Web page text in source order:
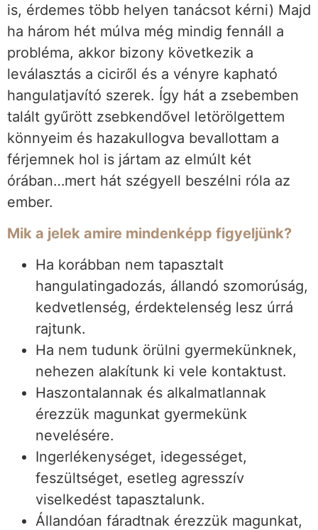
is, érdemes több helyen tanácsot kérni) Majd
ha három hét múlva még mindig fennáll a
probléma, akkor bizony következik a
leválasztás a ciciről és a vényre kapható
hangulatjavító szerek. Így hát a zsebemben
talált gyűrött zsebkendővel letörölgettem
könnyeim és hazakullogva bevallottam a
férjemnek hol is jártam az elmúlt két
órában…mert hát szégyell beszélni róla az
ember.
Mik a jelek amire mindenképp figyeljünk?
Ha korábban nem tapasztalt
hangulatingadozás, állandó szomorúság,
kedvetlenség, érdektelenség lesz úrrá
rajtunk.
Ha nem tudunk örülni gyermekünknek,
nehezen alakítunk ki vele kontaktust.
Haszontalannak és alkalmatlannak
érezzük magunkat gyermekünk
nevelésére.
Ingerlékenységet, idegességet,
feszültséget, esetleg agresszív
viselkedést tapasztalunk.
Állandóan fáradtnak érezzük magunkat,